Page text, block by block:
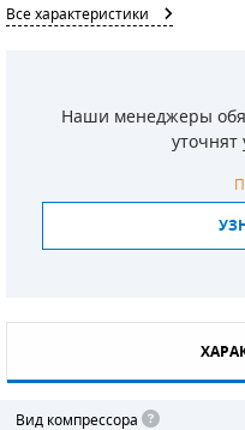
Все характеристики
Наши менеджеры
уточнят
Вид компрессора
ФИЛЬТРОВ
ДИЗЕЛЬНЫЕ ДВИГАТЕЛИ
ДЕТАЛИ ДВС